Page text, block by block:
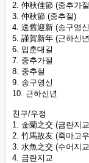
2. 仲秋佳節 (중추가
3. 仲秋節 (중추절)
4. 送舊迎新 (송구영
5. 謹賀新年 (근하신
6. 입춘대길
7. 중추가절
8. 중추절
9. 송구영신
10. 근하신년
친구/우정
1. 金蘭之交 (금란지
2. 竹馬故友 (죽마고
3. 水魚之交 (수어지
4. 금란지교